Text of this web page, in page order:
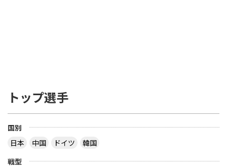
トップ選手
国別
日本
中国 ドイツ
韓国
戦型